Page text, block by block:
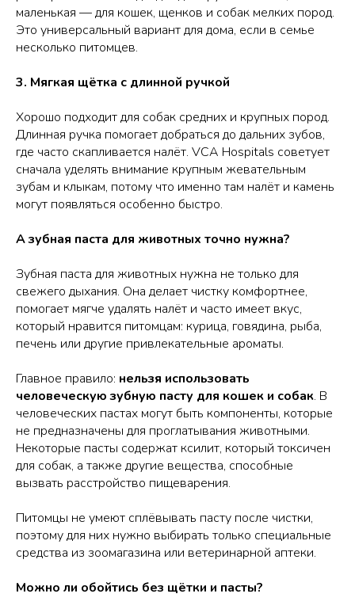
маленькая — для кошек, щенков и собак мелких пород.
Это универсальный вариант для дома, если в семье
несколько питомцев.
3. Мягкая щётка с длинной ручкой
Хорошо подходит для собак средних и крупных пород.
Длинная ручка помогает добраться до дальних зубов,
где часто скапливается налёт. VCA Hospitals советует
сначала уделять внимание крупным жевательным
зубам и клыкам, потому что именно там налёт и камень
могут появляться особенно быстро.
А зубная паста для животных точно нужна?
Зубная паста для животных нужна не только для
свежего дыхания. Она делает чистку комфортнее,
помогает мягче удалять налёт и часто имеет вкус,
который нравится питомцам: курица, говядина, рыба,
печень или другие привлекательные ароматы.
Главное правило: нельзя использовать
человеческую зубную пасту для кошек и собак. В
человеческих пастах могут быть компоненты, которые
не предназначены для проглатывания животными.
Некоторые пасты содержат ксилит, который токсичен
для собак, а также другие вещества, способные
вызвать расстройство пищеварения.
Питомцы не умеют сплёвывать пасту после чистки,
поэтому для них нужно выбирать только специальные
средства из зоомагазина или ветеринарной аптеки.
Можно ли обойтись без щётки и пасты?